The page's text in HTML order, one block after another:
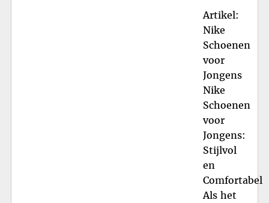
Artikel:
Nike
Schoenen
voor
Jongens
Nike
Schoenen
voor
Jongens:
Stijlvol
en
Comfortabel
Als het